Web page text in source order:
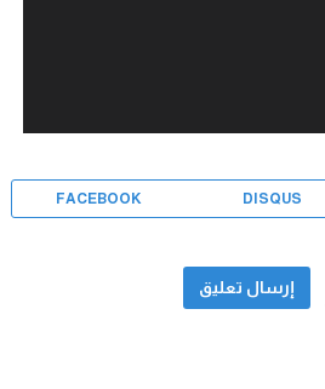
DISQUS
FACEBOOK
إرسال تعليق